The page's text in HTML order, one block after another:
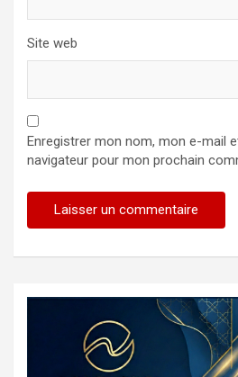
Site web
Enregistrer mon nom, mon e-mail
navigateur pour mon prochain